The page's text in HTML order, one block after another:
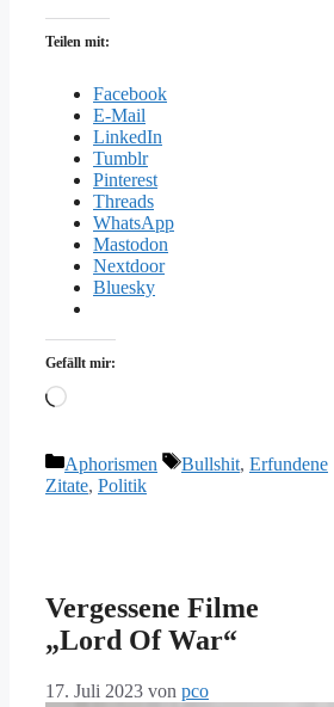
Teilen mit:
Facebook
E-Mail
LinkedIn
Tumblr
Pinterest
Threads
WhatsApp
Mastodon
Nextdoor
Bluesky
Gefällt mir:
Wird
Kategorien
Aphorismen Schlagwörter
Bullshit, Erfundene
Zitate, Politik
Vergessene Filme
„Lord Of War“
17. Juli 2023 von pco